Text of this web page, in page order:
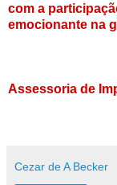
com a
emocionante na
Assessoria de
Cezar de A Becker